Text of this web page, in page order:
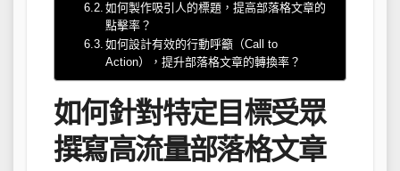
如何製作吸引人的標題，提高部落格文章的
點擊率？
如何設計有效的行動呼籲（Call to
Action），提升部落格文章的轉換率？
如何針對特定目標受眾
撰寫高流量部落格文章